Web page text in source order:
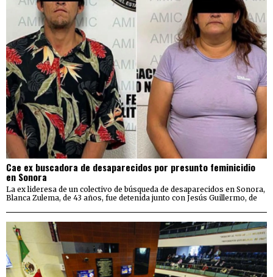
Cae ex buscadora de desaparecidos por presunto feminicidio
en Sonora
La ex lideresa de un colectivo de búsqueda de desaparecidos en Sonora,
Blanca Zulema, de 43 años, fue detenida junto con Jesús Guillermo, de